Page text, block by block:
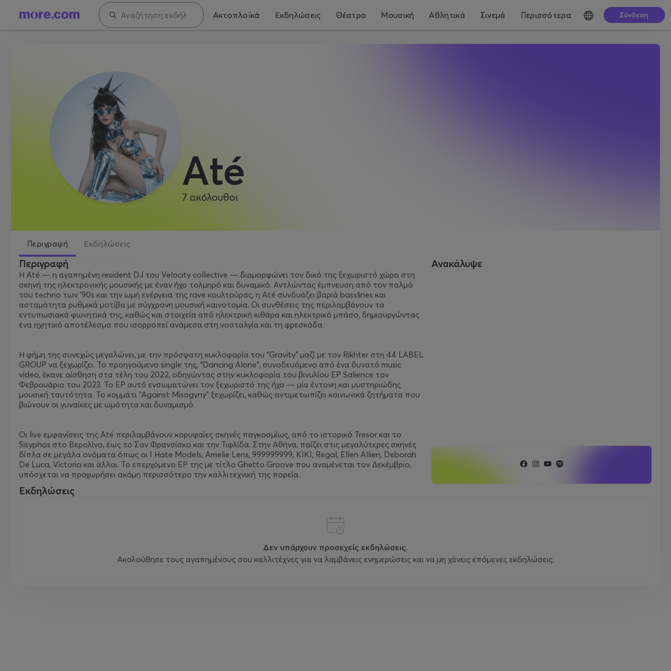
Ακτοπλοϊκά Εκδηλώσεις Θέατρο Μουσική Αθλητικά Σινεμά Περισσότερα Σύνδεση
Até
7 ακόλουθοι
Περιγραφή Εκδηλώσεις
Περιγραφή
Η Até — η αγαπημένη resident DJ του Velocity collective — διαμορφώνει τον δικό της ξεχωριστό χώρο στη
σκηνή της ηλεκτρονικής μουσικής με έναν ήχο τολμηρό και δυναμικό. Αντλώντας έμπνευση από τον παλμό
του techno των '90s και την ωμή ενέργεια της rave κουλτούρας, η Até συνδυάζει βαριά basslines και
ασταμάτητα ρυθμικά μοτίβα με σύγχρονη μουσική καινοτομία. Οι συνθέσεις της περιλαμβάνουν τα
εντυπωσιακά φωνητικά της, καθώς και στοιχεία από ηλεκτρική κιθάρα και ηλεκτρικό μπάσο, δημιουργώντας
ένα ηχητικό αποτέλεσμα που ισορροπεί ανάμεσα στη νοσταλγία και τη φρεσκάδα.
Η φήμη της συνεχώς μεγαλώνει, με την πρόσφατη κυκλοφορία του “Gravity” μαζί με τον Rikhter στη 44 LABEL
GROUP να ξεχωρίζει. Το προηγούμενο single της, “Dancing Alone”, συνοδευόμενο από ένα δυνατό music
video, έκανε αίσθηση στα τέλη του 2022, οδηγώντας στην κυκλοφορία του βινυλίου EP Salience τον
Φεβρουάριο του 2023. Το EP αυτό ενσωματώνει τον ξεχωριστό της ήχο — μία έντονη και μυστηριώδης
μουσική ταυτότητα. Το κομμάτι “Against Misogyny” ξεχωρίζει, καθώς αντιμετωπίζει κοινωνικά ζητήματα που
βιώνουν οι γυναίκες με ωμότητα και δυναμισμό.
Οι live εμφανίσεις της Até περιλαμβάνουν κορυφαίες σκηνές παγκοσμίως, από το ιστορικό Tresor και το
Sisyphos στο Βερολίνο, έως το Σαν Φρανσίσκο και την Τιφλίδα. Στην Αθήνα, παίζει στις μεγαλύτερες σκηνές
δίπλα σε μεγάλα ονόματα όπως οι I Hate Models, Amelie Lens, 999999999, KIKI, Regal, Ellen Allien, Deborah
De Luca, Victoria και άλλοι. Το επερχόμενο EP της με τίτλο Ghetto Groove που αναμένεται τον Δεκέμβριο,
υπόσχεται να προχωρήσει ακόμη περισσότερο την καλλιτεχνική της πορεία.
Ανακάλυψε
Εκδηλώσεις
Δεν υπάρχουν προσεχείς εκδηλώσεις.
Ακολούθησε τους αγαπημένους σου καλλιτέχνες για να λαμβάνεις ενημερώσεις και να μη χάνεις επόμενες εκδηλώσεις.